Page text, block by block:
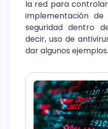
la red para
implementación
seguridad dentro
decir, uso de
dar algunos ejemplos.